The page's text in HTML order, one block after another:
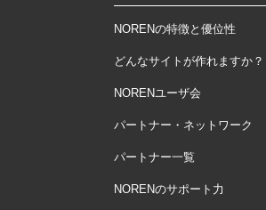
NORENの特徴と優位性
どんなサイトが作れますか？
NORENユーザ会
パートナー・ネットワーク
パートナー一覧
NORENのサポート力